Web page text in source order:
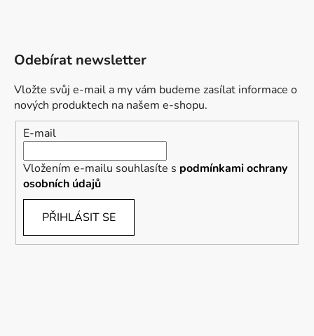
Odebírat newsletter
Vložte svůj e-mail a my vám budeme zasílat informace o
nových produktech na našem e-shopu.
E-mail
Vložením e-mailu souhlasíte s podmínkami ochrany
osobních údajů
PŘIHLÁSIT SE